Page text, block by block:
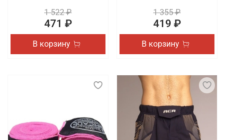
1 522 ₽
471 ₽
В корзину
1 355 ₽
419 ₽
В корзину